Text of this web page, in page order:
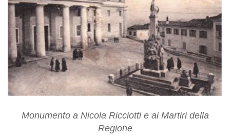
Monumento a Nicola Ricciotti e ai Martiri della
Regione